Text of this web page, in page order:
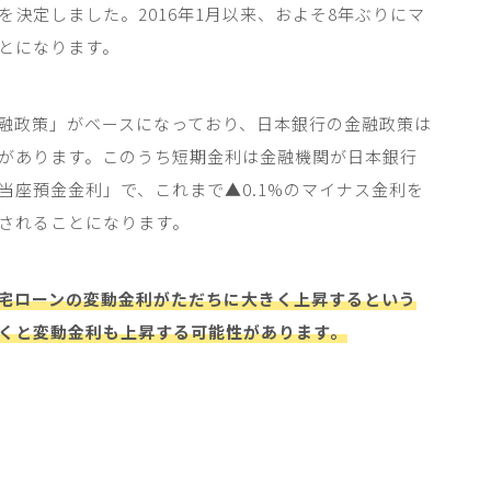
決定しました。 2016年1月以来、およそ8年ぶりにマ
になります。
政策」がベースになっており、日本銀行の金融政策は
あります。このうち短期金利は金融機関が日本銀行
座預金金利」で、これまで▲0.1%のマイナス金利を
ることになります。
ローンの変動金利がただちに大きく上昇するという
と変動金利も上昇する可能性があります。